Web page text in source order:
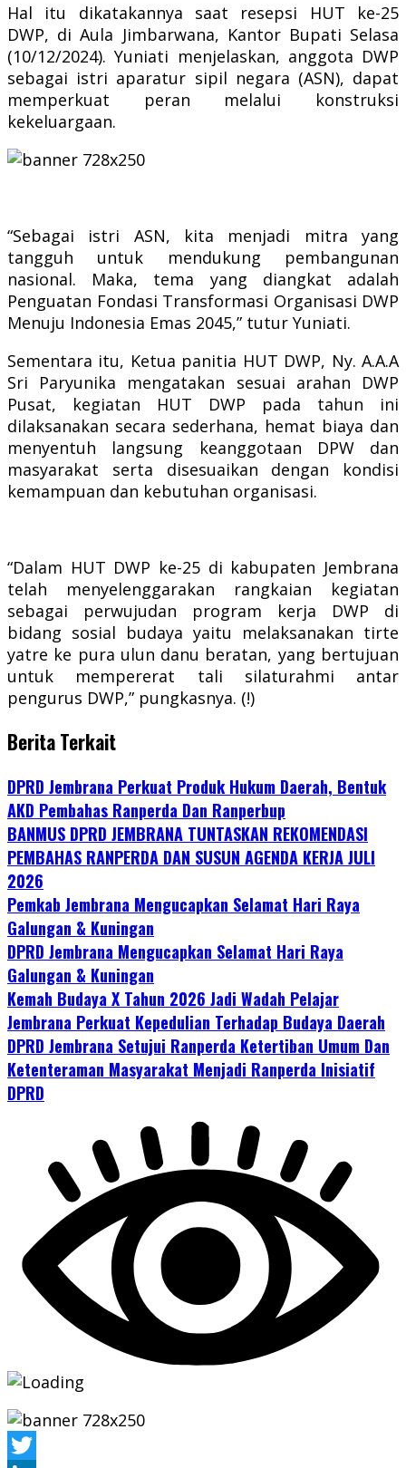
Hal itu dikatakannya saat resepsi HUT ke-25
DWP, di Aula Jimbarwana, Kantor Bupati Selasa
(10/12/2024). Yuniati menjelaskan, anggota DWP
sebagai istri aparatur sipil negara (ASN), dapat
memperkuat peran melalui konstruksi
kekeluargaan.
“Sebagai istri ASN, kita menjadi mitra yang
tangguh untuk mendukung pembangunan
nasional. Maka, tema yang diangkat adalah
Penguatan Fondasi Transformasi Organisasi DWP
Menuju Indonesia Emas 2045,” tutur Yuniati.
Sementara itu, Ketua panitia HUT DWP, Ny. A.A.A
Sri Paryunika mengatakan sesuai arahan DWP
Pusat, kegiatan HUT DWP pada tahun ini
dilaksanakan secara sederhana, hemat biaya dan
menyentuh langsung keanggotaan DPW dan
masyarakat serta disesuaikan dengan kondisi
kemampuan dan kebutuhan organisasi.
“Dalam HUT DWP ke-25 di kabupaten Jembrana
telah menyelenggarakan rangkaian kegiatan
sebagai perwujudan program kerja DWP di
bidang sosial budaya yaitu melaksanakan tirte
yatre ke pura ulun danu beratan, yang bertujuan
untuk mempererat tali silaturahmi antar
pengurus DWP,” pungkasnya. (!)
Berita Terkait
DPRD Jembrana Perkuat Produk Hukum Daerah, Bentuk
AKD Pembahas Ranperda Dan Ranperbup
BANMUS DPRD JEMBRANA TUNTASKAN REKOMENDASI
PEMBAHAS RANPERDA DAN SUSUN AGENDA KERJA JULI
2026
Pemkab Jembrana Mengucapkan Selamat Hari Raya
Galungan & Kuningan
DPRD Jembrana Mengucapkan Selamat Hari Raya
Galungan & Kuningan
Kemah Budaya X Tahun 2026 Jadi Wadah Pelajar
Jembrana Perkuat Kepedulian Terhadap Budaya Daerah
DPRD Jembrana Setujui Ranperda Ketertiban Umum Dan
Ketenteraman Masyarakat Menjadi Ranperda Inisiatif
DPRD